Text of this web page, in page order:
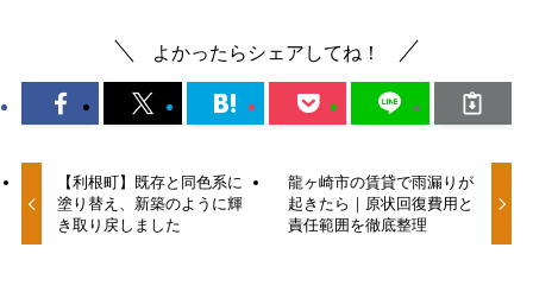
よかったらシェアしてね！
【利根町】既存と同色系に
塗り替え、新築のように輝
き取り戻しました
龍ヶ崎市の賃貸で雨漏りが
起きたら｜原状回復費用と
責任範囲を徹底整理